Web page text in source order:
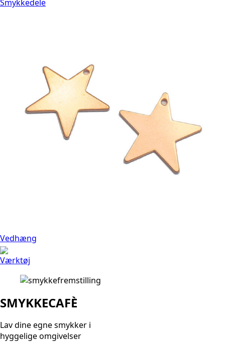
Smykkedele
Vedhæng
Værktøj
SMYKKECAFÈ
Lav dine egne smykker i
hyggelige omgivelser